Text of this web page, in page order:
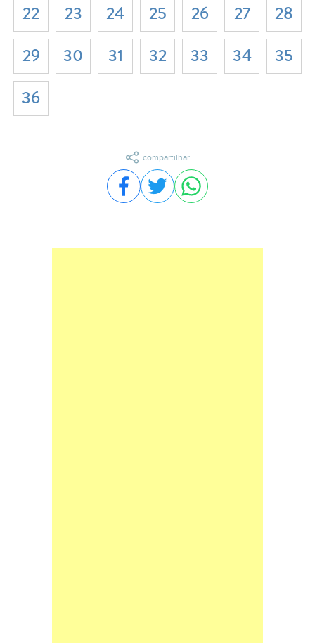
22
23 24 25 26 27
28
29
30 31 32 33 34
35
36
compartilhar
Compartilhar no Facebook
Compartilhar no Twitter
Compartilhar no